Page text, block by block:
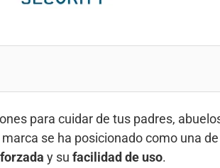
para cuidar de tus padres,
se ha posicionado como una
y su facilidad de uso.